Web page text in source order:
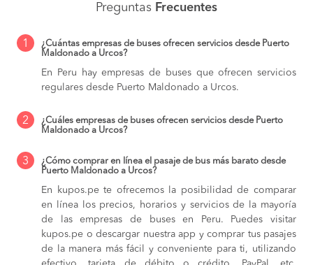
Preguntas Frecuentes
1
¿Cuántas empresas de buses ofrecen servicios desde Puerto
Maldonado a Urcos?
En Peru hay empresas de buses que ofrecen servicios
regulares desde Puerto Maldonado a Urcos.
2
¿Cuáles empresas de buses ofrecen servicios desde Puerto
Maldonado a Urcos?
3
¿Cómo comprar en línea el pasaje de bus más barato desde
Puerto Maldonado a Urcos?
En kupos.pe te ofrecemos la posibilidad de comparar
en línea los precios, horarios y servicios de la mayoría
de las empresas de buses en Peru. Puedes visitar
kupos.pe o descargar nuestra app y comprar tus pasajes
de la manera más fácil y conveniente para ti, utilizando